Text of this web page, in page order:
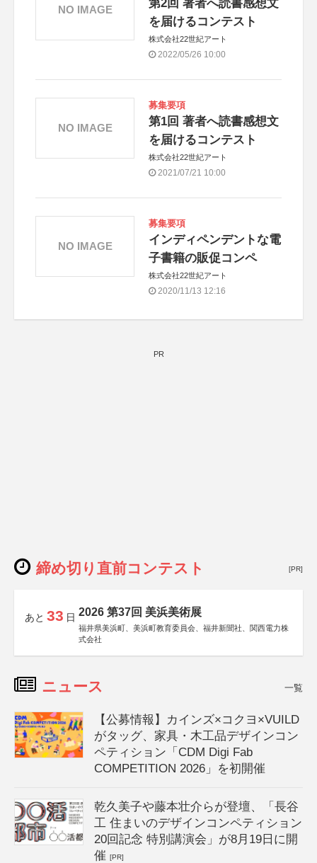
第2回 著者へ読書感想文
を届けるコンテスト
株式会社22世紀アート
2022/05/26 10:00
NO IMAGE
募集要項
第1回 著者へ読書感想文
を届けるコンテスト
株式会社22世紀アート
2021/07/21 10:00
NO IMAGE
募集要項
インディペンデントな電
子書籍の販促コンペ
株式会社22世紀アート
2020/11/13 12:16
NO IMAGE
PR
締め切り直前コンテスト [PR]
あと 33 日 2026 第37回 美浜美術展
福井県美浜町、美浜町教育委員会、福井新聞社、関西電力株
式会社
ニュース 一覧
【公募情報】カインズ×コクヨ×VUILD
がタッグ、家具・木工品デザインコン
ペティション「CDM Digi Fab
COMPETITION 2026」を初開催
乾久美子や藤本壮介らが登壇、「長谷
工 住まいのデザインコンペティション
20回記念 特別講演会」が8月19日に開
催[PR]